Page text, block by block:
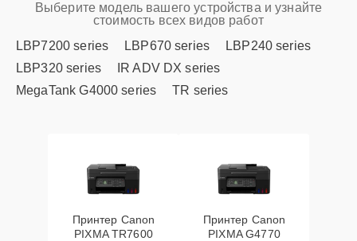
Выберите модель вашего устройства и узнайте
стоимость всех видов работ
LBP7200 series
LBP670 series
LBP240 series
LBP320 series
IR ADV DX series
MegaTank G4000 series
TR series
Принтер Canon
PIXMA TR7600
Принтер Canon
PIXMA G4770